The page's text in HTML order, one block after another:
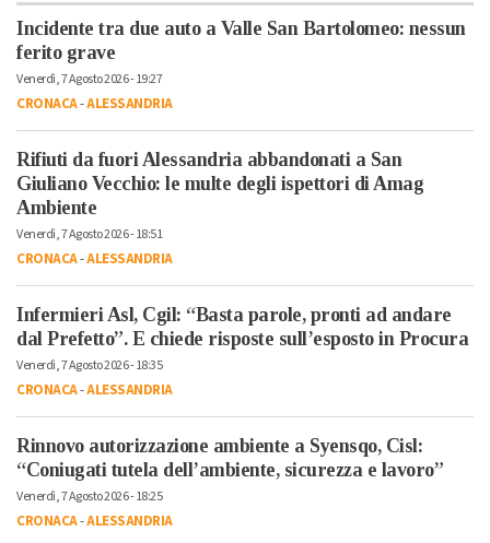
Incidente tra due auto a Valle San Bartolomeo: nessun
ferito grave
Venerdì, 7 Agosto 2026 - 19:27
CRONACA-ALESSANDRIA
Rifiuti da fuori Alessandria abbandonati a San
Giuliano Vecchio: le multe degli ispettori di Amag
Ambiente
Venerdì, 7 Agosto 2026 - 18:51
CRONACA-ALESSANDRIA
Infermieri Asl, Cgil: “Basta parole, pronti ad andare
dal Prefetto”. E chiede risposte sull’esposto in Procura
Venerdì, 7 Agosto 2026 - 18:35
CRONACA-ALESSANDRIA
Rinnovo autorizzazione ambiente a Syensqo, Cisl:
“Coniugati tutela dell’ambiente, sicurezza e lavoro”
Venerdì, 7 Agosto 2026 - 18:25
CRONACA-ALESSANDRIA